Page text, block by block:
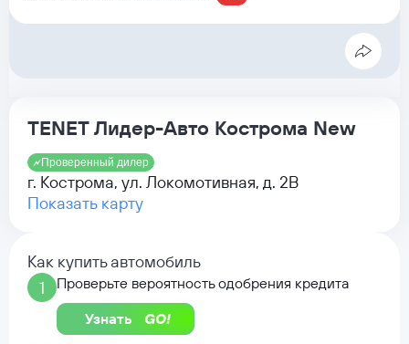
TENET Лидер-Авто Кострома New
Проверенный дилер
г. Кострома, ул. Локомотивная, д. 2В
Показать карту
Как купить автомобиль
1
Проверьте вероятность одобрения кредита
Узнать